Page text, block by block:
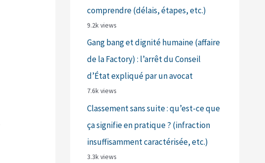
comprendre (délais, étapes, etc.)
9.2k views
Gang bang et dignité humaine (affaire
de la Factory) : l’arrêt du Conseil
d’État expliqué par un avocat
7.6k views
Classement sans suite : qu’est-ce que
ça signifie en pratique ? (infraction
insuffisamment caractérisée, etc.)
3.3k views